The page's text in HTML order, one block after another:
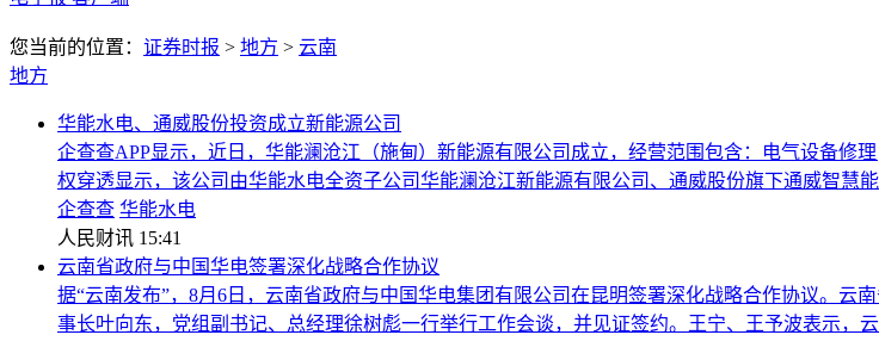
您当前的位置： 证券时报 > 地方 > 云南
地方
华能水电、通威股份投资成立新能源公司
企查查APP显示，近日，华能澜沧江（施甸）新能源有限公司成立，经营范围包含：电气设备
权穿透显示，该公司由华能水电全资子公司华能澜沧江新能源有限公司、通威股份旗下通威智慧
企查查 华能水电
人民财讯 15:41
云南省政府与中国华电签署深化战略合作协议
据“云南发布”，8月6日，云南省政府与中国华电集团有限公司在昆明签署深化战略合作协议。
事长叶向东，党组副书记、总经理徐树彪一行举行工作会谈，并见证签约。王宁、王予波表示，